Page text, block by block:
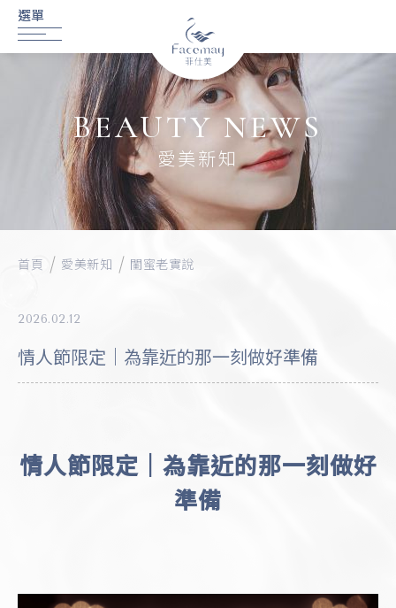
BEAUTY NEWS
愛美新知
首頁 愛美新知 閨蜜老實說
2026.02.12
情人節限定｜為靠近的那一刻做好準備
情人節限定｜為靠近的那一刻做好
準備